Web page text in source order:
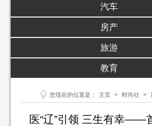
汽车
房产
旅游
教育
您现在的位置是： 主页 > 时尚社 >
医“辽”引领 三生有幸——